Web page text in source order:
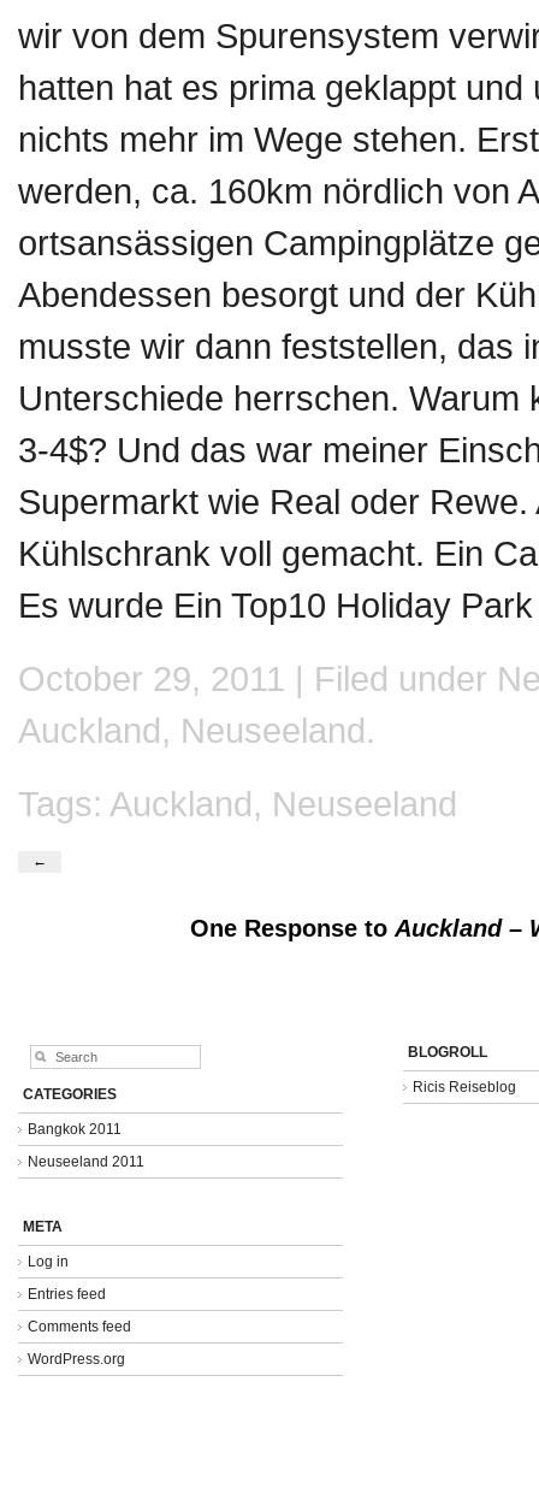
wir von dem Spurensystem
hatten hat es prima geklappt
nichts mehr im Wege stehen.
werden, ca. 160km nördlich von
ortsansässigen Campingplätze
Abendessen besorgt und der
musste wir dann feststellen, das
Unterschiede herrschen.
3-4$? Und das war meiner
Supermarkt wie Real oder
Kühlschrank voll gemacht. Ein
Es wurde Ein Top10 Holiday
October 29, 2011 | Filed under
Auckland, Neuseeland.
Tags: Auckland, Neuseeland
←
One Response to Auckland –
CATEGORIES
Bangkok 2011
Neuseeland 2011
META
Log in
Entries feed
Comments feed
WordPress.org
BLOGROLL
Ricis Reiseblog